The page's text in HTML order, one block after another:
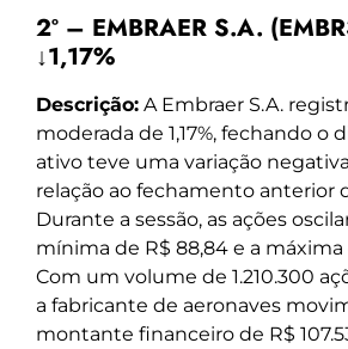
2º – EMBRAER S.A.
↓1,17%
Descrição: A Embraer S.A.
moderada de 1,17%, fechando o
ativo teve uma variação
relação ao fechamento anterior
Durante a sessão, as ações
mínima de R$ 88,84 e a máxima
Com um volume de 1.210.300
a fabricante de aeronaves
montante financeiro de R$